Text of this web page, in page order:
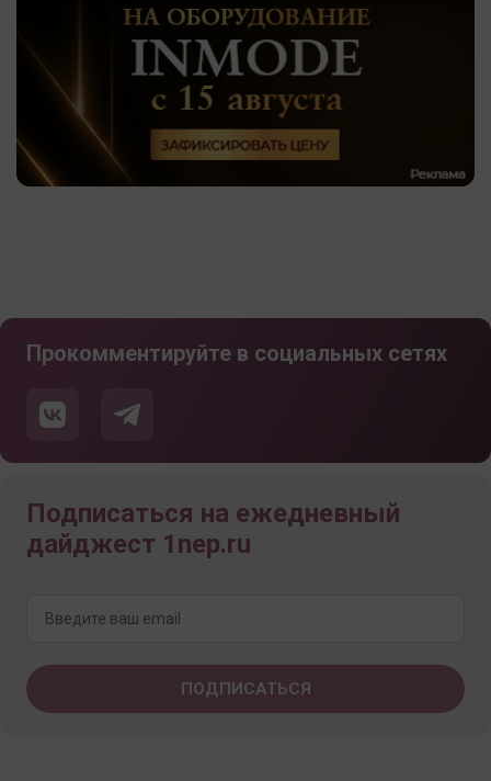
Прокомментируйте в социальных сетях
Подписаться на ежедневный
дайджест 1nep.ru